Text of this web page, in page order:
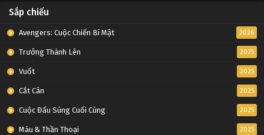
D.Gray-man Tập Tập 20
Tập Tập 20
D.Gray-man Tập Tập 18
Sắp chiếu
Avengers: Cuộc Chiến Bí Mật 2026
Trưởng Thành Lên 2025
Vuốt 2025
Cắt Cân 2025
Cuộc Đấu Súng Cuối Cùng 2025
Máu & Thần Thoại 2025